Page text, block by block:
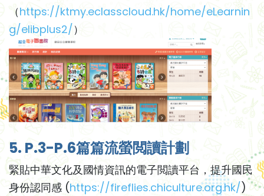
（https://ktmy.eclasscloud.hk/home/eLearnin
g/elibplus2/）
5. P.3-P.6篇篇流螢閲讀計劃
緊貼中華文化及國情資訊的電子閲讀平台，提升國民
身份認同感 (https://fireflies.chiculture.org.hk/)